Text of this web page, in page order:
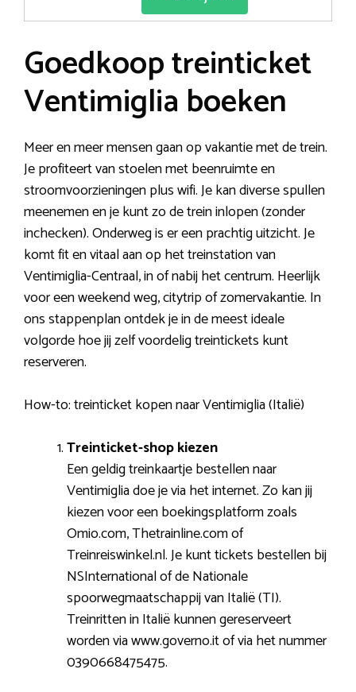
Goedkoop treinticket
Ventimiglia boeken
Meer en meer mensen gaan op vakantie met de trein.
Je profiteert van stoelen met beenruimte en
stroomvoorzieningen plus wifi. Je kan diverse spullen
meenemen en je kunt zo de trein inlopen (zonder
inchecken). Onderweg is er een prachtig uitzicht. Je
komt fit en vitaal aan op het treinstation van
Ventimiglia-Centraal, in of nabij het centrum. Heerlijk
voor een weekend weg, citytrip of zomervakantie. In
ons stappenplan ontdek je in de meest ideale
volgorde hoe jij zelf voordelig treintickets kunt
reserveren.
How-to: treinticket kopen naar Ventimiglia (Italië)
Treinticket-shop kiezen
Een geldig treinkaartje bestellen naar
Ventimiglia doe je via het internet. Zo kan jij
kiezen voor een boekingsplatform zoals
Omio.com, Thetrainline.com of
Treinreiswinkel.nl. Je kunt tickets bestellen bij
NSInternational of de Nationale
spoorwegmaatschappij van Italië (TI).
Treinritten in Italië kunnen gereserveert
worden via www.governo.it of via het nummer
0390668475475.